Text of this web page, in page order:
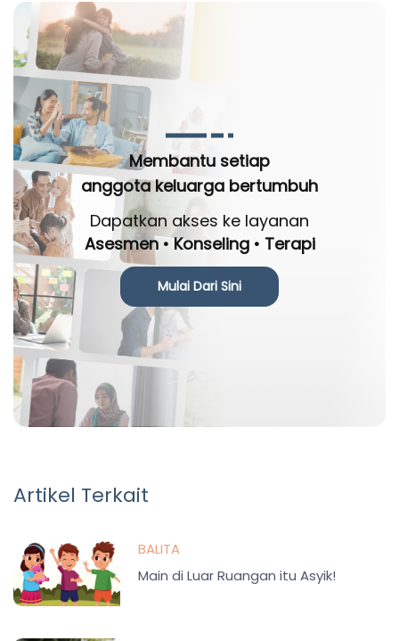
Membantu setiap
anggota keluarga bertumbuh
Dapatkan akses ke layanan
Asesmen • Konseling • Terapi
Mulai Dari Sini
Artikel Terkait
BALITA
Main di Luar Ruangan itu Asyik!